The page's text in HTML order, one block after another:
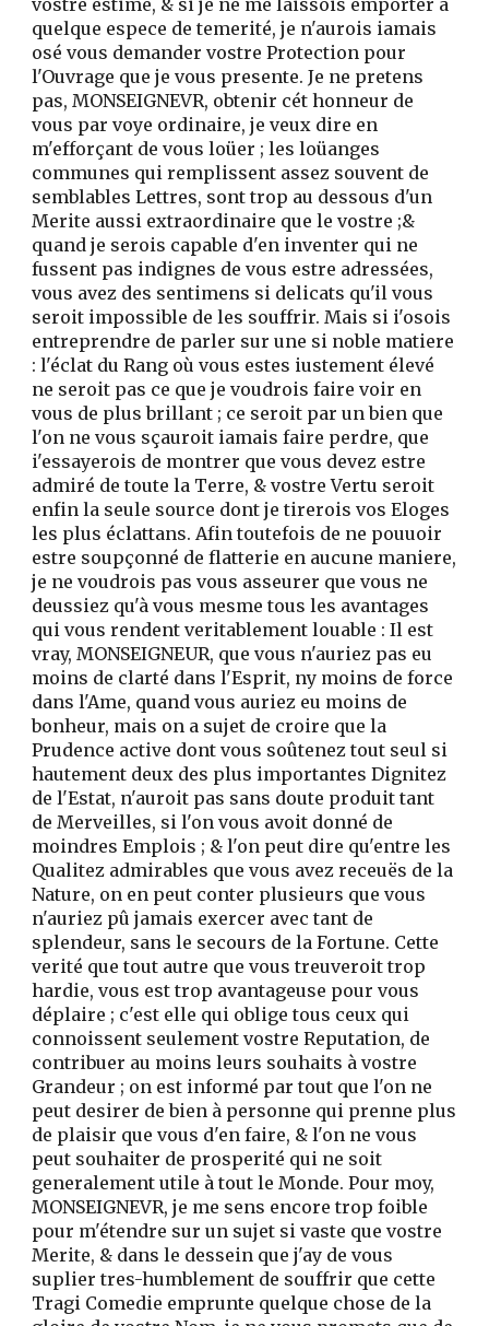
vostre estime, & si je ne me laissois emporter à
quelque espece de temerité, je n'aurois iamais
osé vous demander vostre Protection pour
l'Ouvrage que je vous presente. Je ne pretens
pas, MONSEIGNEVR, obtenir cét honneur de
vous par voye ordinaire, je veux dire en
m'efforçant de vous loüer ; les loüanges
communes qui remplissent assez souvent de
semblables Lettres, sont trop au dessous d'un
Merite aussi extraordinaire que le vostre ;&
quand je serois capable d'en inventer qui ne
fussent pas indignes de vous estre adressées,
vous avez des sentimens si delicats qu'il vous
seroit impossible de les souffrir. Mais si i'osois
entreprendre de parler sur une si noble matiere
: l'éclat du Rang où vous estes iustement élevé
ne seroit pas ce que je voudrois faire voir en
vous de plus brillant ; ce seroit par un bien que
l'on ne vous sçauroit iamais faire perdre, que
i'essayerois de montrer que vous devez estre
admiré de toute la Terre, & vostre Vertu seroit
enfin la seule source dont je tirerois vos Eloges
les plus éclattans. Afin toutefois de ne pouuoir
estre soupçonné de flatterie en aucune maniere,
je ne voudrois pas vous asseurer que vous ne
deussiez qu'à vous mesme tous les avantages
qui vous rendent veritablement louable : Il est
vray, MONSEIGNEUR, que vous n'auriez pas eu
moins de clarté dans l'Esprit, ny moins de force
dans l'Ame, quand vous auriez eu moins de
bonheur, mais on a sujet de croire que la
Prudence active dont vous soûtenez tout seul si
hautement deux des plus importantes Dignitez
de l'Estat, n'auroit pas sans doute produit tant
de Merveilles, si l'on vous avoit donné de
moindres Emplois ; & l'on peut dire qu'entre les
Qualitez admirables que vous avez receuës de la
Nature, on en peut conter plusieurs que vous
n'auriez pû jamais exercer avec tant de
splendeur, sans le secours de la Fortune. Cette
verité que tout autre que vous treuveroit trop
hardie, vous est trop avantageuse pour vous
déplaire ; c'est elle qui oblige tous ceux qui
connoissent seulement vostre Reputation, de
contribuer au moins leurs souhaits à vostre
Grandeur ; on est informé par tout que l'on ne
peut desirer de bien à personne qui prenne plus
de plaisir que vous d'en faire, & l'on ne vous
peut souhaiter de prosperité qui ne soit
generalement utile à tout le Monde. Pour moy,
MONSEIGNEVR, je me sens encore trop foible
pour m'étendre sur un sujet si vaste que vostre
Merite, & dans le dessein que j'ay de vous
suplier tres-humblement de souffrir que cette
Tragi Comedie emprunte quelque chose de la